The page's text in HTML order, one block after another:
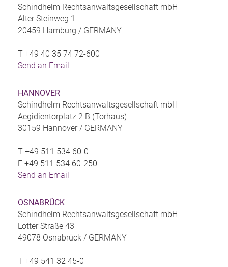
Schindhelm Rechtsanwaltsgesellschaft mbH
Alter Steinweg 1
20459 Hamburg / GERMANY
T +49 40 35 74 72-600
Send an Email
HANNOVER
Schindhelm Rechtsanwaltsgesellschaft mbH
Aegidientorplatz 2 B (Torhaus)
30159 Hannover / GERMANY
T +49 511 534 60-0
F +49 511 534 60-250
Send an Email
OSNABRÜCK
Schindhelm Rechtsanwaltsgesellschaft mbH
Lotter Straße 43
49078 Osnabrück / GERMANY
T +49 541 32 45-0